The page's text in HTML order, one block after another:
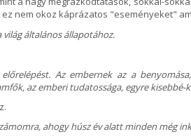
ez nem okoz káprázatos "eseményeket"
világ általános állapotához.
Az embernek az a
az emberi tudatossága, egyre kisebbé-
ahogy húsz év alatt minden még